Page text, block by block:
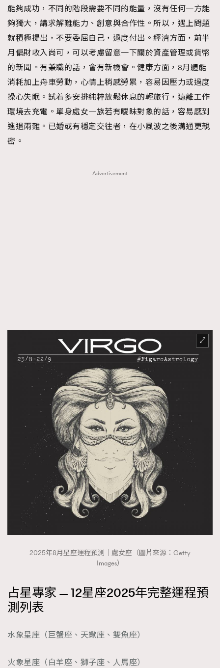
能夠成功，不同的階段需要不同的能量，沒有任何一方能
夠獨大，講求解難能力、創意與合作性。所以，遇上問題
就積極提出，不要委屈自己，過度付出。經濟方面，前半
月偏財收入尚可，可以考慮留意一下關於資產管理或貨幣
的新聞。有兼職的話，會有新機會。健康方面，8月體能
消耗加上舟車勞動，心情上稍感勞累，容易因壓力或過度
操心失眠。試着多安排純粹放鬆休息的輕旅行，遠離工作
環境去充電。單身處女一族若有曖昧對象的話，容易感到
進退兩難。已婚或有穩定交往者，在小風波之後溝通更親
密。
Advertisement
2025年8月星座運程預測｜處女座（圖片來源：Getty
Images）
占星專家 — 12星座2025年完整運程預
測列表
水象星座（巨蟹座、天蠍座、雙魚座）
火象星座（白羊座、獅子座、人馬座）